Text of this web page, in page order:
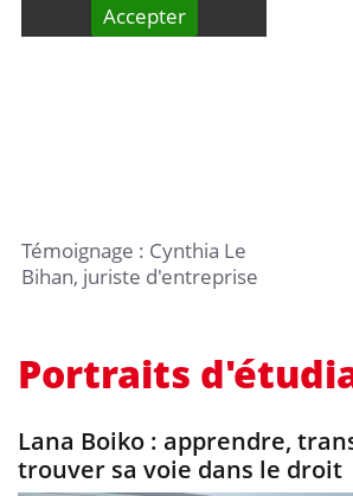
Accepter
Témoignage : Cynthia Le
Bihan, juriste d'entreprise
Portraits
Lana Boiko : apprendre,
trouver sa voie dans le droit